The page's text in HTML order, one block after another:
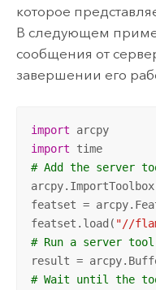
которое
В следующем
сообщения от
завершении его
import
arcpy
import
time
# Add the server
featset =
featset.load( "//
# Run a server tool
result =
# Wait until the